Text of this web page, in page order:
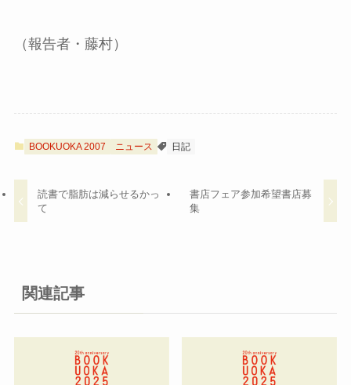
（報告者・藤村）
BOOKUOKA 2007 ニュース 日記
読書で脂肪は減らせるかっ
て
書店フェア参加希望書店募
集
関連記事